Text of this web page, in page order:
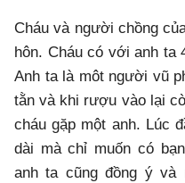
Cháu và người chồng
hôn. Cháu có với anh
Anh ta là môt người vũ
tằn và khi rượu vào lại
cháu gặp một anh. Lúc
dài mà chỉ muốn có
anh ta cũng đồng ý và